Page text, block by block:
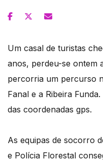
Um casal de turistas
anos, perdeu-se ontem
percorria um percurso
Fanal e a Ribeira
das coordenadas gps.
As equipas de socorro
e Polícia Florestal